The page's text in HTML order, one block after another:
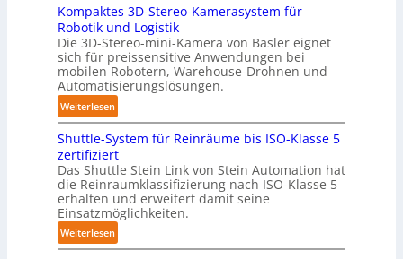
r
f
ü
r
T
a
u
h
r
o
b
o
t
e
s
i
e
r
u
n
g
s
t
r
e
f
f
0
D
-
H
a
n
d
l
n
g
-
S
y
s
t
Kompaktes 3D-Stereo-Kamerasystem für
Robotik und Logistik
Die 3D-Stereo-mini-Kamera von Basler eignet
sich für preissensitive Anwendungen bei
mobilen Robotern, Warehouse-Drohnen und
Automatisierungslösungen.
Weiterlesen:
K
o
m
p
a
k
t
e
Shuttle-System für Reinräume bis ISO-Klasse 5
zertifiziert
Das Shuttle Stein Link von Stein Automation hat
die Reinraumklassifizierung nach ISO-Klasse 5
erhalten und erweitert damit seine
Einsatzmöglichkeiten.
Weiterlesen:
S